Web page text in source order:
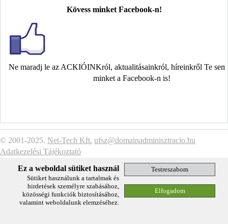
Kövess minket Facebook-n!
Ne maradj le az ACKIÓINKról, aktualitásainkról, híreinkről Te
minket a Facebook-n is!
© 2001-2025. Net-Tech Kft. ufsz@domainadminisztracio.hu
Adatkezelési Tájékoztató
Ez a weboldal sütiket használ
Sütiket használunk a tartalmak és
hirdetések személyre szabásához,
közösségi funkciók biztosításához,
valamint weboldalunk elemzéséhez.